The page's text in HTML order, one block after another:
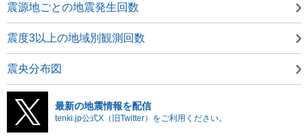
震源地ごとの地震発生回数
震度3以上の地域別観測回数
震央分布図
最新の地震情報を配信
tenki.jp公式X（旧Twitter）をご利用ください。